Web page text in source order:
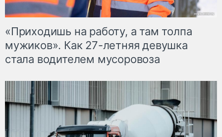
«Приходишь на работу, а там толпа
мужиков». Как 27-летняя девушка
стала водителем мусоровоза